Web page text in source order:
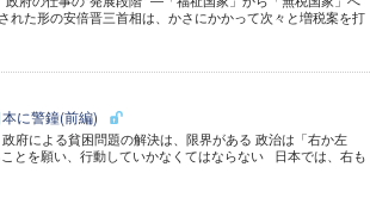
た形の安倍晋三首相は、かさにかかって次々と増税案を打
に警鐘(前編)
府による貧困問題の解決は、限界がある 政治は「右か左
とを願い、行動していかなくてはならない 日本では、右も